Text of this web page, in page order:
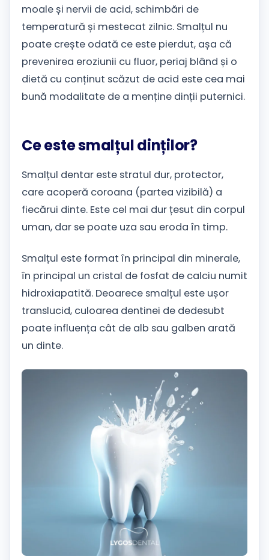
moale și nervii de acid, schimbări de
temperatură și mestecat zilnic. Smalțul nu
poate crește odată ce este pierdut, așa că
prevenirea eroziunii cu fluor, periaj blând și o
dietă cu conținut scăzut de acid este cea mai
bună modalitate de a menține dinții puternici.
Ce este smalțul dinților?
Smalțul dentar este stratul dur, protector,
care acoperă coroana (partea vizibilă) a
fiecărui dinte. Este cel mai dur țesut din corpul
uman, dar se poate uza sau eroda în timp.
Smalțul este format în principal din minerale,
în principal un cristal de fosfat de calciu numit
hidroxiapatită. Deoarece smalțul este ușor
translucid, culoarea dentinei de dedesubt
poate influența cât de alb sau galben arată
un dinte.